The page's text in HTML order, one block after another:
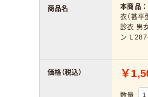
本商品：
衣（甚平
診衣 男
ン L
￥
数量
商品名
価格（税込）